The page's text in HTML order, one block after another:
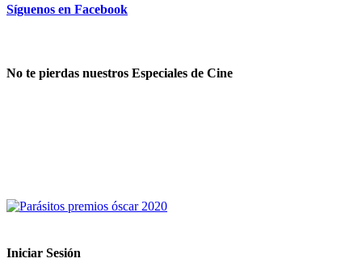
Síguenos en Facebook
No te pierdas nuestros Especiales de Cine
Iniciar Sesión